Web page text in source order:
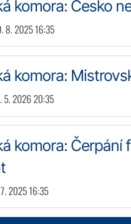
komora: Česko
8. 2025 16:35
komora:
5. 2026 20:35
komora: Čerpání
2025 16:35